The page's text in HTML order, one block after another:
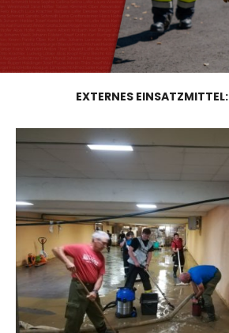
EXTERNES EINSATZMITTEL: